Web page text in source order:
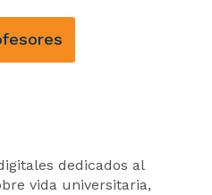
dedicados al
vida universitaria,